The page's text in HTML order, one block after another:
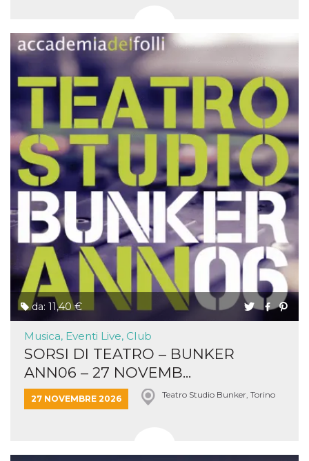
da: 11,40 €
Musica, Eventi Live, Club
SORSI DI TEATRO – BUNKER
ANN06 – 27 NOVEMB...
27 NOVEMBRE 2026 Teatro Studio Bunker, Torino